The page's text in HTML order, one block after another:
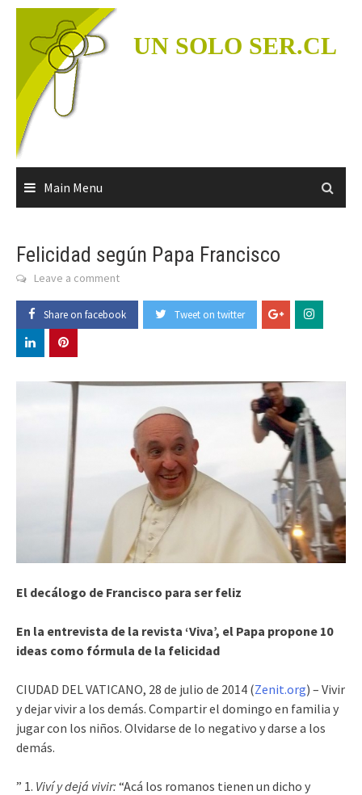
Skip
content
UN SOLO SER.CL
Main Menu
Felicidad según Papa Francisco
Leave a comment
Share on facebook Tweet on twitter
El decálogo de Francisco para ser feliz
En la entrevista de la revista ‘Viva’, el Papa propone 10
ideas como fórmula de la felicidad
CIUDAD DEL VATICANO, 28 de julio de 2014 (Zenit.org) – Vivir
y dejar vivir a los demás. Compartir el domingo en familia y
jugar con los niños. Olvidarse de lo negativo y darse a los
demás.
” 1. Viví y dejá vivir: “Acá los romanos tienen un dicho y